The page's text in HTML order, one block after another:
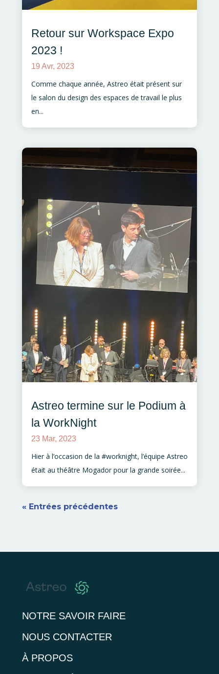
Retour sur Workspace Expo
2023 !
19 Avr, 2023
Comme chaque année, Astreo était présent sur
le salon du design des espaces de travail le plus
en...
Astreo termine sur le Podium à
la WorkNight
23 Mar, 2023
Hier à l’occasion de la #worknight, l’équipe Astreo
était au théâtre Mogador pour la grande soirée...
« Entrées précédentes
NOTRE SAVOIR FAIRE
NOUS CONTACTER
À PROPOS